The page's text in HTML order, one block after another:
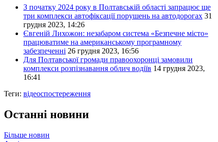
З початку 2024 року в Полтавській області запрацює ще
три комплекси автофіксації порушень на автодорогах 31
грудня 2023, 14:26
Євгеній Лихожон: незабаром система «Безпечне місто»
працюватиме на американському програмному
забезпеченні 26 грудня 2023, 16:56
Для Полтавської громади правоохоронці замовили
комплекси розпізнавання облич водіїв 14 грудня 2023,
16:41
Теги: відеоспостереження
Останні новини
Більше новин